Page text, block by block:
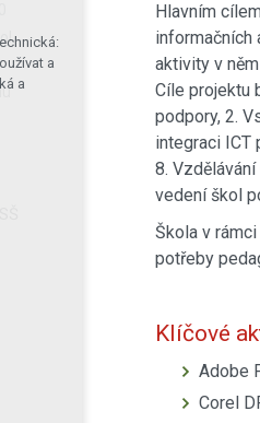
Hlavním
informačních
aktivity v
Cíle projektu
podpory, 2.
integraci ICT
8.
vedení škol
Škola v
potřeby
Klíčové
Adobe
Corel
a
a